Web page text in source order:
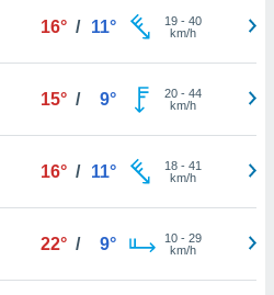
16° / 11° 19- 40
km/h
15° / 9° 20- 44
km/h
16° / 11° 18- 41
km/h
22° / 9° 10- 29
km/h